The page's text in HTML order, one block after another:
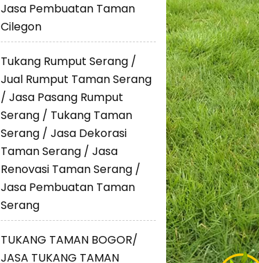
Jasa Pembuatan Taman
Cilegon
Tukang Rumput Serang /
Jual Rumput Taman Serang
/ Jasa Pasang Rumput
Serang / Tukang Taman
Serang / Jasa Dekorasi
Taman Serang / Jasa
Renovasi Taman Serang /
Jasa Pembuatan Taman
Serang
TUKANG TAMAN BOGOR/
JASA TUKANG TAMAN